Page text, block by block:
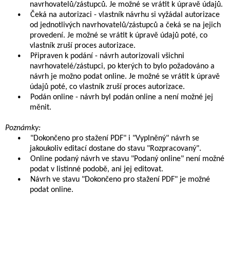
navrhovatelů/zástupců. Je možné se vrátit k úpravě údajů.
•
Čeká na autorizaci - vlastník návrhu si vyžádal autorizace
od jednotlivých navrhovatelů/zástupců a čeká se na jejich
provedení. Je možné se vrátit k úpravě údajů poté, co
vlastník zruší proces autorizace.
•
Připraven k podání - návrh autorizovali všichni
navrhovatelé/zástupci, po kterých to bylo požadováno a
návrh je možno podat online. Je možné se vrátit k úpravě
údajů poté, co vlastník zruší proces autorizace.
•
Podán online - návrh byl podán online a není možné jej
měnit.
Poznámky:
•
"Dokončeno pro stažení PDF" i "Vyplněný" návrh se
jakoukoliv editací dostane do stavu "Rozpracovaný".
•
Online podaný návrh ve stavu "Podaný online" není možné
podat v listinné podobě, ani jej editovat.
•
Návrh ve stavu "Dokončeno pro stažení PDF" je možné
podat online.